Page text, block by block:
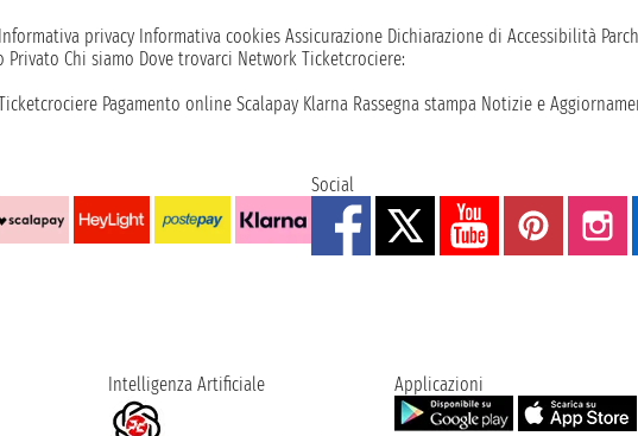
Informativa privacy Informativa cookies Assicurazione Dichiarazione di Accessibilità
Privato Chi siamo Dove trovarci Network Ticketcrociere:
Pagamento online Scalapay Klarna Rassegna stampa Notizie e
Social
Intelligenza Artificiale
Applicazioni